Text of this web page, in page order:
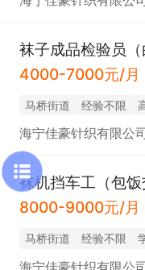
袜子成品检验员（
4000-7000元/月
马桥街道 经验不限
海宁佳豪针织有限公司
袜机挡车工（包饭
8000-9000元/月
马桥街道 经验不限
海宁佳豪针织有限公司